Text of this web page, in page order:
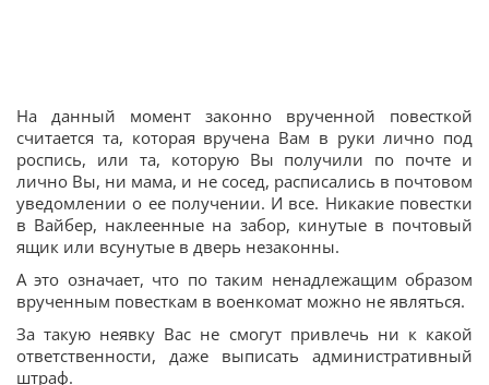
На данный момент законно врученной повесткой
считается та, которая вручена Вам в руки лично под
роспись, или та, которую Вы получили по почте и
лично Вы, ни мама, и не сосед, расписались в почтовом
уведомлении о ее получении. И все. Никакие повестки
в Вайбер, наклеенные на забор, кинутые в почтовый
ящик или всунутые в дверь незаконны.
А это означает, что по таким ненадлежащим образом
врученным повесткам в военкомат можно не являться.
За такую неявку Вас не смогут привлечь ни к какой
ответственности, даже выписать административный
штраф.